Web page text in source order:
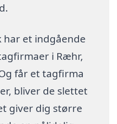
et indgående
i Ræhr,
får et tagfirma
bliver de slettet
giver dig større